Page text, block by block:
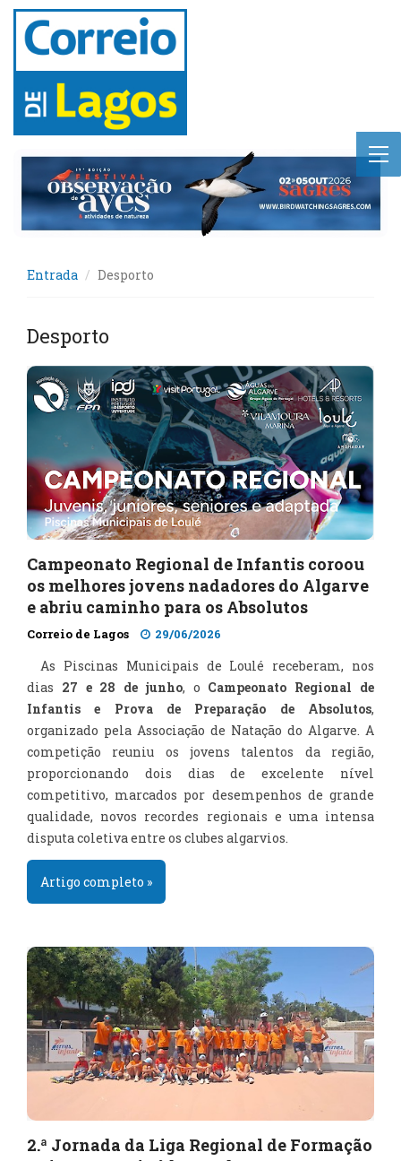
Entrada Desporto
Desporto
Campeonato Regional de Infantis coroou
os melhores jovens nadadores do Algarve
e abriu caminho para os Absolutos
Correio de Lagos 29/06/2026
As Piscinas Municipais de Loulé receberam, nos
dias 27 e 28 de junho, o Campeonato Regional de
Infantis e Prova de Preparação de Absolutos,
organizado pela Associação de Natação do Algarve. A
competição reuniu os jovens talentos da região,
proporcionando dois dias de excelente nível
competitivo, marcados por desempenhos de grande
qualidade, novos recordes regionais e uma intensa
disputa coletiva entre os clubes algarvios.
Artigo completo »
2.ª Jornada da Liga Regional de Formação